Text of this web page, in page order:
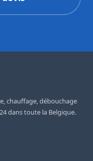
chauffage, débouchage
dans toute la Belgique.